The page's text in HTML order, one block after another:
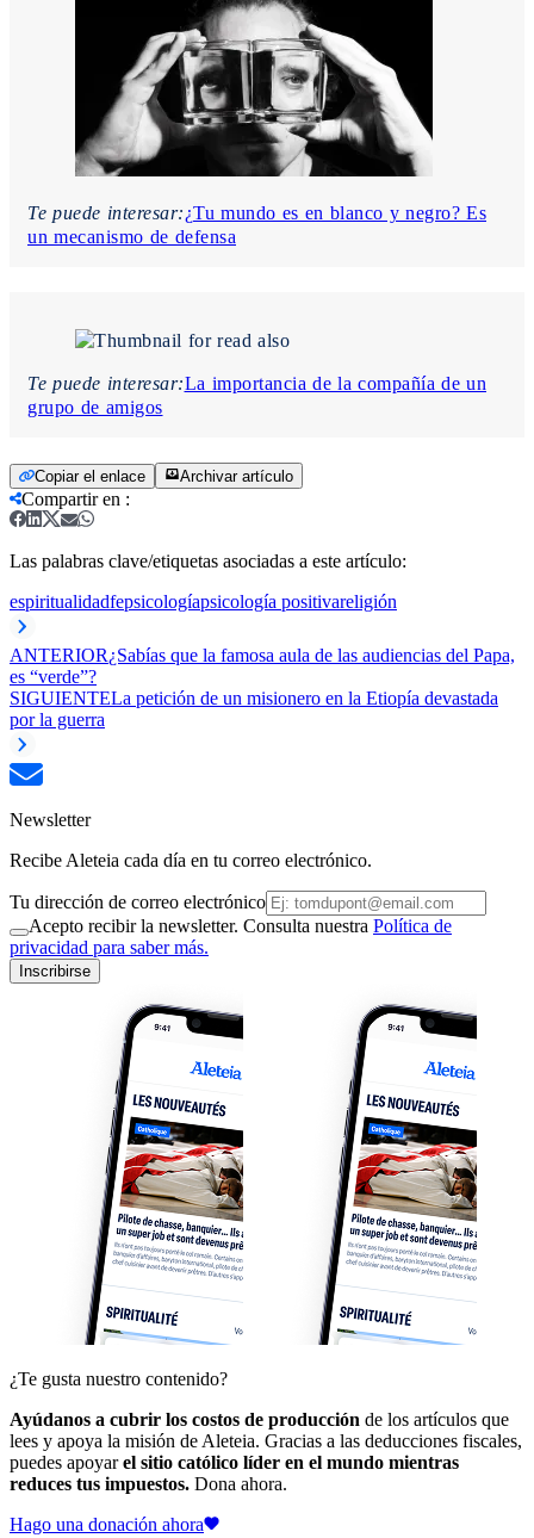
Te puede interesar:¿Tu mundo es en blanco y negro? Es
un mecanismo de defensa
Te puede interesar:La importancia de la compañía de un
grupo de amigos
Copiar el enlace Archivar artículo
Compartir en :
Las palabras clave/etiquetas asociadas a este artículo:
espiritualidadfepsicologíapsicología positivareligión
ANTERIOR¿Sabías que la famosa aula de las audiencias del Papa,
es “verde”?
SIGUIENTELa petición de un misionero en la Etiopía devastada
por la guerra
Newsletter
Recibe Aleteia cada día en tu correo electrónico.
Tu dirección de correo electrónico
Acepto recibir la newsletter. Consulta nuestra Política de
privacidad para saber más.
Inscribirse
¿Te gusta nuestro contenido?
Ayúdanos a cubrir los costos de producción de los artículos que
lees y apoya la misión de Aleteia. Gracias a las deducciones fiscales,
puedes apoyarel sitio católico líder en el mundo mientras
reduces tus impuestos. Dona ahora.
Hago una donación ahora